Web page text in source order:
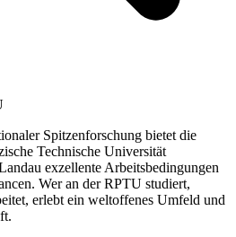
Spitzenforschung bietet die
Technische Universität
exzellente Arbeitsbedingungen
Wer an der RPTU studiert,
erlebt ein weltoffenes Umfeld und